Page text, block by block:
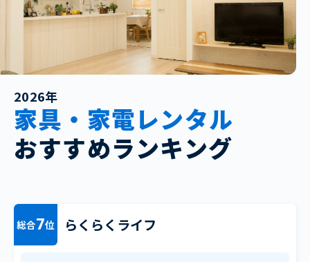
2026年
家具・家電レンタル
おすすめランキング
総合7位 らくらくライフ